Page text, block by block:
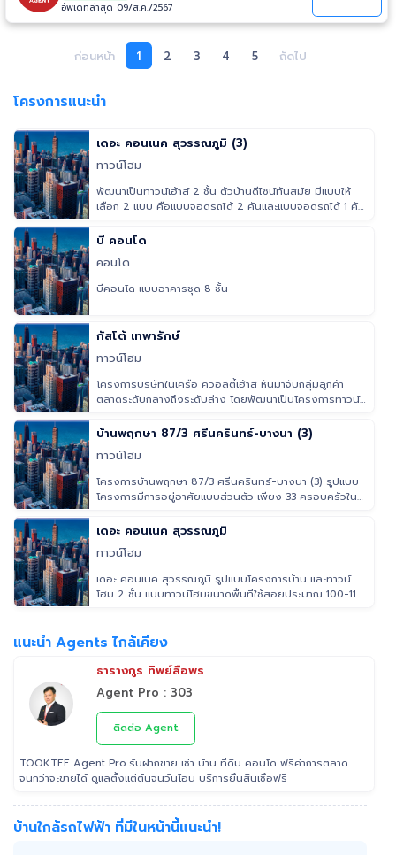
อัพเดทล่าสุด 09/ส.ค./2567
ก่อนหน้า 1 2 3 4 5 ถัดไป
โครงการแนะนำ
เดอะ คอนเนค สุวรรณภูมิ (3)
ทาวน์โฮม
พัฒนาเป็นทาวน์เฮ้าส์ 2 ชั้น ตัวบ้านดีไซน์ทันสมัย มีแบบให้
เลือก 2 แบบ คือแบบจอดรถได้ 2 คันและแบบจอดรถได้ 1 คัน
บี คอนโด
คอนโด
บีคอนโด แบบอาคารชุด 8 ชั้น
กัสโต้ เทพารักษ์
ทาวน์โฮม
โครงการบริษัทในเครือ ควอลิตี้เฮ้าส์ หันมาจับกลุ่มลูกค้า
ตลาดระดับกลางถึงระดับล่าง โดยพัฒนาเป็นโครงการทาวน์
บ้านพฤกษา 87/3 ศรีนครินทร์-บางนา (3)
ทาวน์โฮม
โครงการบ้านพฤกษา 87/3 ศรีนครินทร์-บางนา (3) รูปแบบ
โครงการมีการอยู่อาศัยแบบส่วนตัว เพียง 33 ครอบครัวใน
เดอะ คอนเนค สุวรรณภูมิ
ทาวน์โฮม
เดอะ คอนเนค สุวรรณภูมิ รูปแบบโครงการบ้าน และทาวน์
โฮม 2 ชั้น แบบทาวน์โฮมขนาดพื้นที่ใช้สอยประมาณ 100-119
แนะนำ Agents ไกล้เคียง
ธารางกูร ทิพย์ลือพร
Agent Pro : 303
ติดต่อ Agent
TOOKTEE Agent Pro รับฝากขาย เช่า บ้าน ที่ดิน คอนโด ฟรีค่าการตลาด
จนกว่าจะขายได้ ดูแลตั้งแต่ต้นจนวันโอน บริการยื่นสินเชื่อฟรี
บ้านใกล้รถไฟฟ้า ที่มีในหน้านี้แนะนำ!